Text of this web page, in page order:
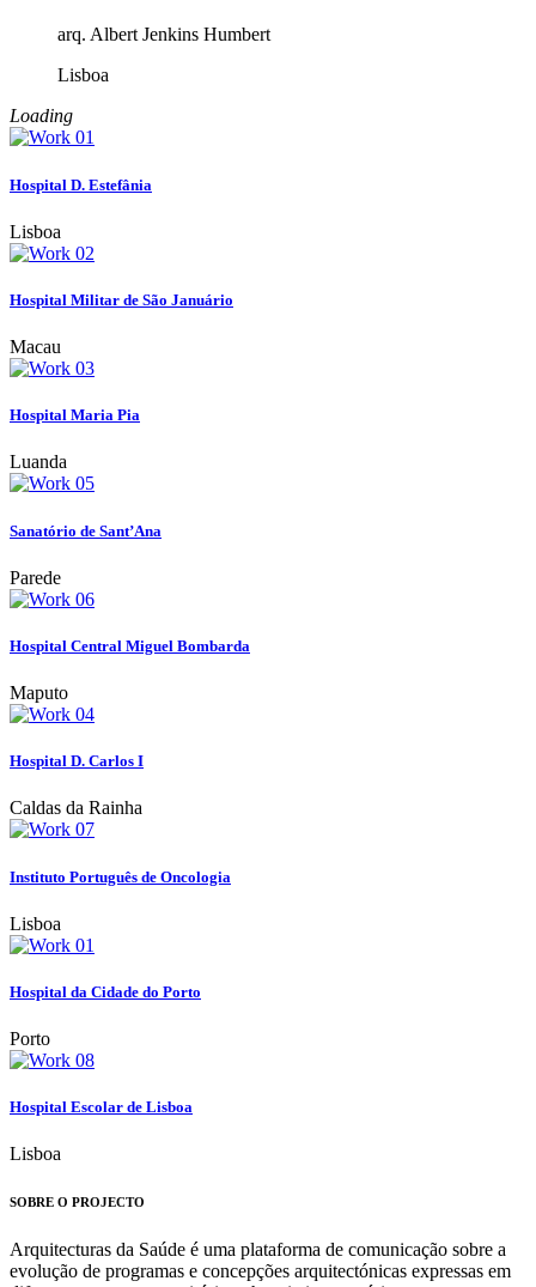
arq. Albert Jenkins Humbert
Lisboa
Loading
Hospital D. Estefânia
Lisboa
Hospital Militar de São Januário
Macau
Hospital Maria Pia
Luanda
Sanatório de Sant’Ana
Parede
Hospital Central Miguel Bombarda
Maputo
Hospital D. Carlos I
Caldas da Rainha
Instituto Português de Oncologia
Lisboa
Hospital da Cidade do Porto
Porto
Hospital Escolar de Lisboa
Lisboa
SOBRE O PROJECTO
Arquitecturas da Saúde é uma plataforma de comunicação sobre a
evolução de programas e concepções arquitectónicas expressas em